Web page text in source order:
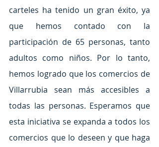
carteles ha tenido un gran éxito, ya
que hemos contado con la
participación de 65 personas, tanto
adultos como niños. Por lo tanto,
hemos logrado que los comercios de
Villarrubia sean más accesibles a
todas las personas. Esperamos que
esta iniciativa se expanda a todos los
comercios que lo deseen y que haga